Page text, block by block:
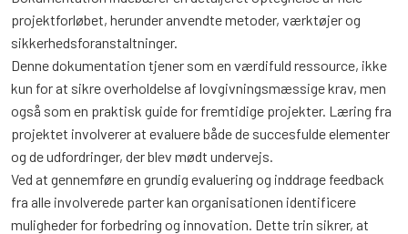
projektforløbet, herunder anvendte metoder, værktøjer og
sikkerhedsforanstaltninger.
Denne dokumentation tjener som en værdifuld ressource, ikke
kun for at sikre overholdelse af lovgivningsmæssige krav, men
også som en praktisk guide for fremtidige projekter. Læring fra
projektet involverer at evaluere både de succesfulde elementer
og de udfordringer, der blev mødt undervejs.
Ved at gennemføre en grundig evaluering og inddrage feedback
fra alle involverede parter kan organisationen identificere
muligheder for forbedring og innovation. Dette trin sikrer, at